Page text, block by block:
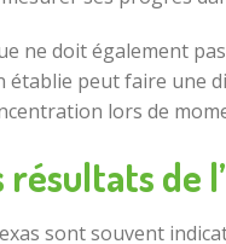
ne doit également
établie peut faire une
lors de
de
sont souvent